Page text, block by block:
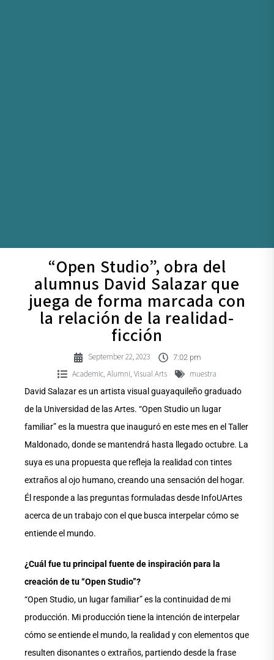
“Open Studio”, obra del
alumnus David Salazar que
juega de forma marcada con
la relación de la realidad-
ficción
September 22, 2023 7:02 pm
Academic, Alumni, Visual Arts muestra
David Salazar es un artista visual guayaquileño graduado
de la Universidad de las Artes. “Open Studio un lugar
familiar” es la muestra que inauguró en este mes en el Taller
Maldonado, donde se mantendrá hasta llegado octubre. La
suya es una propuesta que refleja la realidad con tintes
extraños al ojo humano, creando una sensación del hogar.
Él responde a las preguntas formuladas desde InfoUArtes
acerca de un trabajo con el que busca interpelar cómo se
entiende el mundo.
¿Cuál fue tu principal fuente de inspiración para la
creación de tu “Open Studio”?
“Open Studio, un lugar familiar” es la continuidad de mi
producción. Mi producción tiene la intención de interpelar
cómo se entiende el mundo, la realidad y con elementos que
resulten disonantes o extraños, partiendo desde la frase